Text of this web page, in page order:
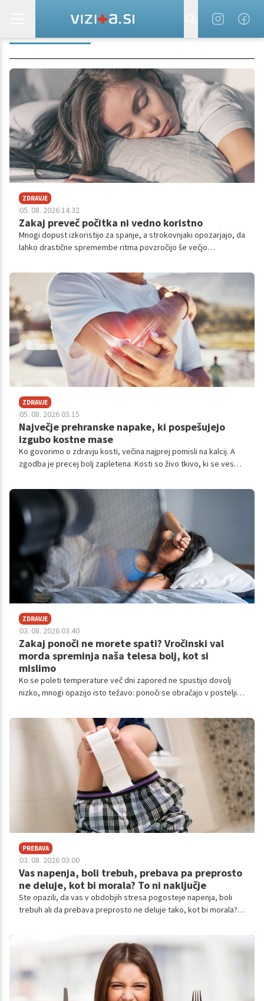
RAVNOVESJE
ZDRAVJE
05. 08. 2026 14.32
Zakaj preveč počitka ni vedno koristno
Mnogi dopust izkoristijo za spanje, a strokovnjaki opozarjajo, da
lahko drastične spremembe ritma povzročijo še večjo
ZDRAVJE
05. 08. 2026 03.15
Največje prehranske napake, ki pospešujejo
izgubo kostne mase
Ko govorimo o zdravju kosti, večina najprej pomisli na kalcij. A
zgodba je precej bolj zapletena. Kosti so živo tkivo, ki se ves
obnovo začne nagibati v manj ugodno smer. Posledično kostna
masa postopoma upada, tveganje za osteoporozo in zlome pa
narašča.
ZDRAVJE
03. 08. 2026 03.40
Zakaj ponoči ne morete spati? Vročinski val
morda spreminja naša telesa bolj, kot si
mislimo
Ko se poleti temperature več dni zapored ne spustijo dovolj
nizko, mnogi opazijo isto težavo: ponoči se obračajo v postelji,
običajno.
PREBAVA
03. 08. 2026 03.00
Vas napenja, boli trebuh, prebava pa preprosto
ne deluje, kot bi morala? To ni naključje
Ste opazili, da vas v obdobjih stresa pogosteje napenja, boli
trebuh ali da prebava preprosto ne deluje tako, kot bi morala?
pokažejo prav v prebavilih.